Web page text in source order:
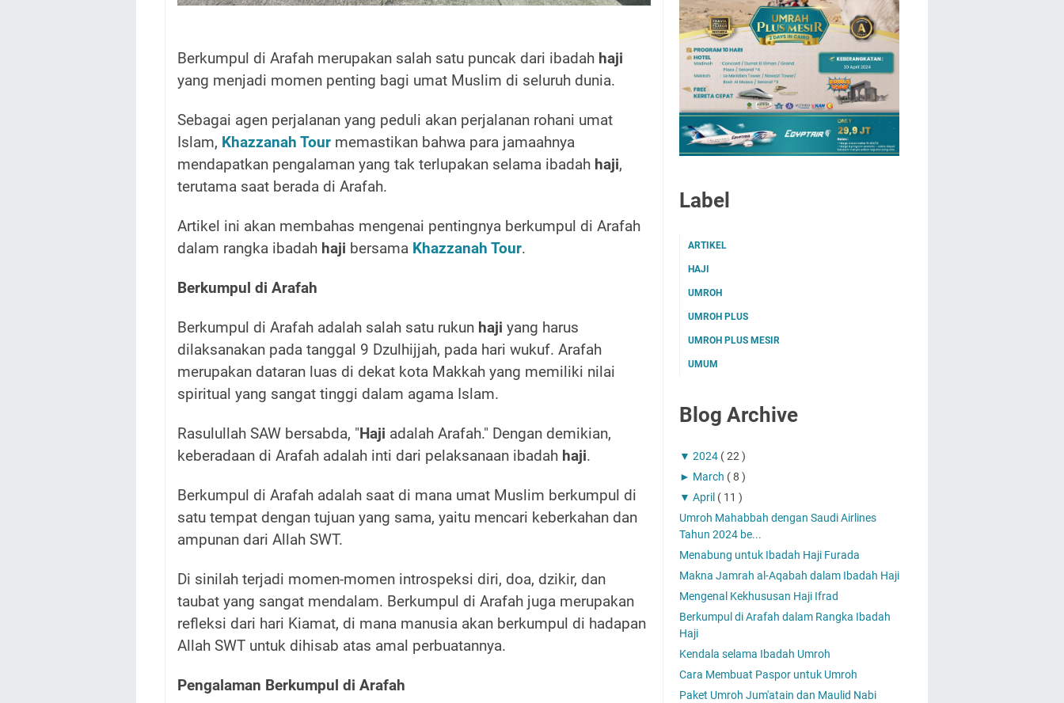
Berkumpul di Arafah merupakan salah satu puncak dari ibadah haji
yang menjadi momen penting bagi umat Muslim di seluruh dunia.
Sebagai agen perjalanan yang peduli akan perjalanan rohani umat
Islam, Khazzanah Tour memastikan bahwa para jamaahnya
mendapatkan pengalaman yang tak terlupakan selama ibadah haji,
terutama saat berada di Arafah.
Artikel ini akan membahas mengenai pentingnya berkumpul di Arafah
dalam rangka ibadah haji bersama Khazzanah Tour.
Berkumpul di Arafah
Berkumpul di Arafah adalah salah satu rukun haji yang harus
dilaksanakan pada tanggal 9 Dzulhijjah, pada hari wukuf. Arafah
merupakan dataran luas di dekat kota Makkah yang memiliki nilai
spiritual yang sangat tinggi dalam agama Islam.
Rasulullah SAW bersabda, " Haji adalah Arafah." Dengan demikian,
keberadaan di Arafah adalah inti dari pelaksanaan ibadah haji.
Berkumpul di Arafah adalah saat di mana umat Muslim berkumpul di
satu tempat dengan tujuan yang sama, yaitu mencari keberkahan dan
ampunan dari Allah SWT.
Di sinilah terjadi momen-momen introspeksi diri, doa, dzikir, dan
taubat yang sangat mendalam. Berkumpul di Arafah juga merupakan
refleksi dari hari Kiamat, di mana manusia akan berkumpul di hadapan
Allah SWT untuk dihisab atas amal perbuatannya.
Pengalaman Berkumpul di Arafah
Label
ARTIKEL
HAJI
UMROH
UMROH PLUS
UMROH PLUS MESIR
UMUM
Blog Archive
▼ 2024 ( 22 )
► March ( 8 )
▼ April ( 11 )
Umroh Mahabbah dengan Saudi Airlines
Tahun 2024 be...
Menabung untuk Ibadah Haji Furada
Makna Jamrah al-Aqabah dalam Ibadah Haji
Mengenal Kekhususan Haji Ifrad
Berkumpul di Arafah dalam Rangka Ibadah
Haji
Kendala selama Ibadah Umroh
Cara Membuat Paspor untuk Umroh
Paket Umroh Jum'atain dan Maulid Nabi